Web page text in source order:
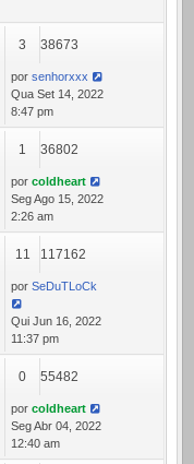
3 38673
por senhorxxx
Qua Set 14, 2022
8:47 pm
1 36802
por coldheart
Seg Ago 15, 2022
2:26 am
11 117162
por SeDuTLoCk
Qui Jun 16, 2022
11:37 pm
0 55482
por coldheart
Seg Abr 04, 2022
12:40 am